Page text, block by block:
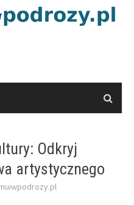
Odkryj
artystycznego